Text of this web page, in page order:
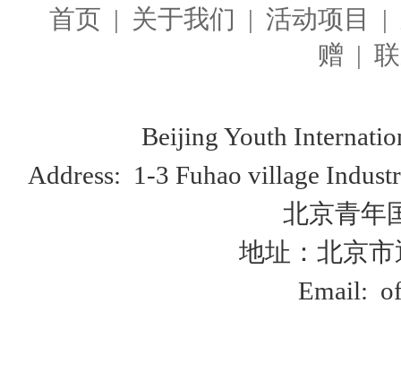
首页 | 关于我们 | 活动项目 |
赠 |
Beijing Youth
Address: 1-3 Fuhao village
北京青年
地址：北京
Email: